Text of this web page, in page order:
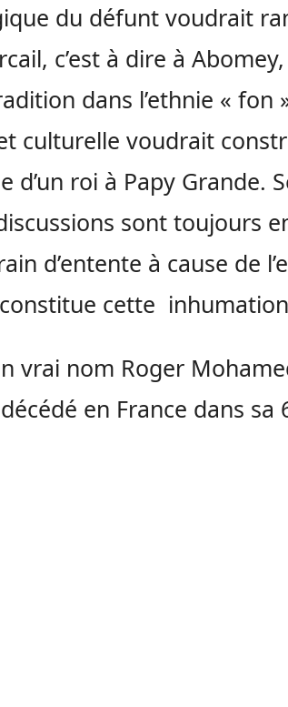
du défunt voudrait
c’est à dire à Abomey,
dans l’ethnie « fon
culturelle voudrait
d’un roi à Papy Grande.
sont toujours
d’entente à cause de
cette
vrai nom Roger
en France dans sa